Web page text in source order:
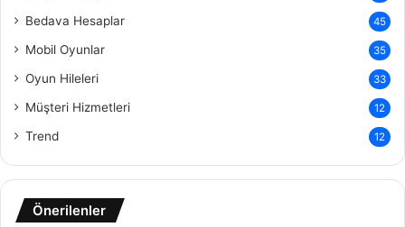
Bedava Hesaplar 45
Mobil Oyunlar 35
Oyun Hileleri 33
Müşteri Hizmetleri 12
Trend 12
Önerilenler